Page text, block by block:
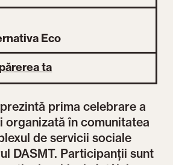
prima celebrare a
organizată în comunitatea
de servicii sociale
DASMT. Participanții sunt
Eco
ta